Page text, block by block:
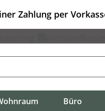
Zahlung per
Büro